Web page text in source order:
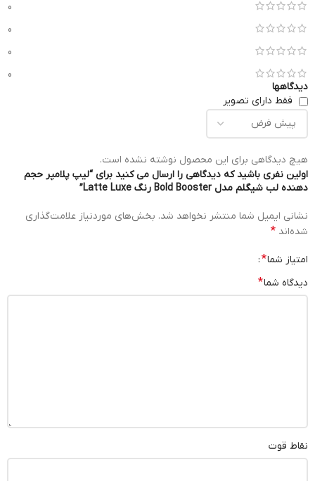
0
0
0
0
دیدگاهها
فقط دارای تصویر
هیچ دیدگاهی برای این محصول نوشته نشده است.
اولین نفری باشید که دیدگاهی را ارسال می کنید برای “لیپ پلامپر حجم
دهنده لب شیگلم مدل Bold Booster رنگ Latte Luxe”
نشانی ایمیل شما منتشر نخواهد شد. بخش‌های موردنیاز علامت‌گذاری
شده‌اند *
امتیاز شما*
دیدگاه شما*
نقاط قوت